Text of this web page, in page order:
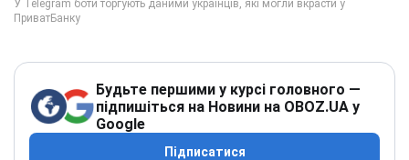
Будьте першими у курсі головного —
підпишіться на Новини на OBOZ.UA у
Google
Підписатися